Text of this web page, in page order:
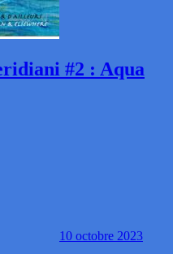
#2 : Aqua
10 octobre 2023